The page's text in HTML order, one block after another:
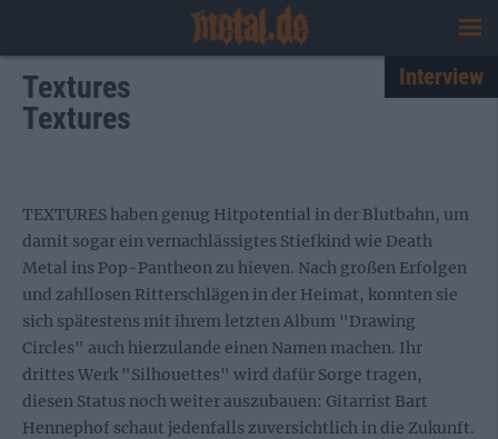
Textures
Textures
Interview
TEXTURES haben genug Hitpotential in der Blutbahn, um
damit sogar ein vernachlässigtes Stiefkind wie Death
Metal ins Pop-Pantheon zu hieven. Nach großen Erfolgen
und zahllosen Ritterschlägen in der Heimat, konnten sie
sich spätestens mit ihrem letzten Album "Drawing
Circles" auch hierzulande einen Namen machen. Ihr
drittes Werk "Silhouettes" wird dafür Sorge tragen,
diesen Status noch weiter auszubauen: Gitarrist Bart
Hennephof schaut jedenfalls zuversichtlich in die Zukunft.